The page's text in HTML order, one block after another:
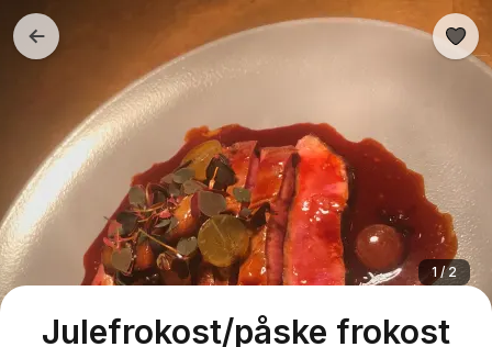
Julefrokost/påske frokost
1 / 2